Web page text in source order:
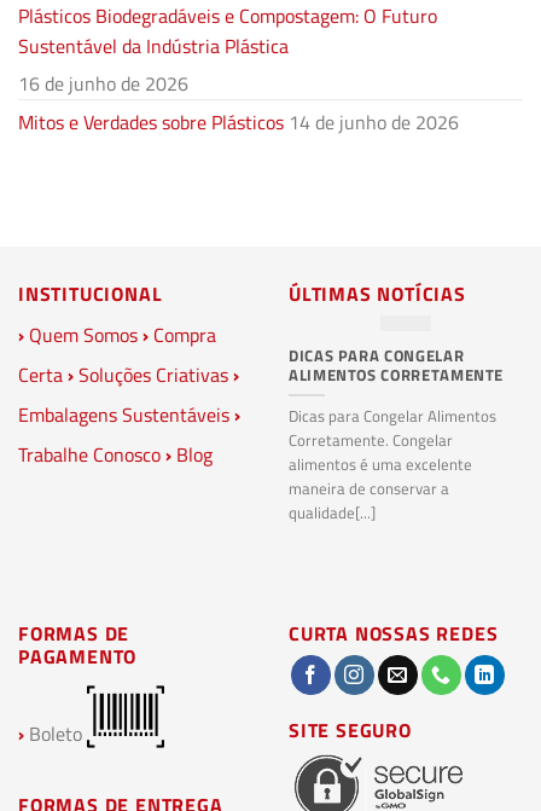
Plásticos Biodegradáveis e Compostagem: O Futuro
Sustentável da Indústria Plástica
16 de junho de 2026
Mitos e Verdades sobre Plásticos 14 de junho de 2026
INSTITUCIONAL
› Quem Somos› Compra
Certa›Soluções Criativas›
Embalagens Sustentáveis›
Trabalhe Conosco› Blog
ÚLTIMAS NOTÍCIAS
DICAS PARA CONGELAR
ALIMENTOS CORRETAMENTE
Dicas para Congelar Alimentos
Corretamente. Congelar
alimentos é uma excelente
maneira de conservar a
qualidade[...]
FORMAS DE
PAGAMENTO
› Boleto
FORMAS DE ENTREGA
CURTA NOSSAS REDES
SITE SEGURO